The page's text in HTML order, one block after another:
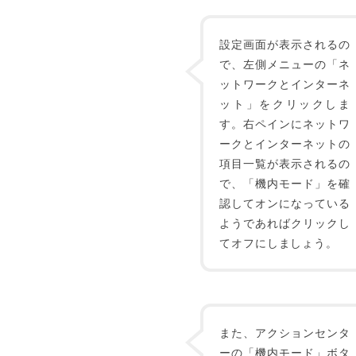
設定画面が表示されるの
で、左側メニューの「ネ
ットワークとインターネ
ット」をクリックしま
す。右ペインにネットワ
ークとインターネットの
項目一覧が表示されるの
で、「機内モード」を確
認してオンになっている
ようであればクリックし
てオフにしましょう。
また、アクションセンタ
ーの「機内モード」ボタ